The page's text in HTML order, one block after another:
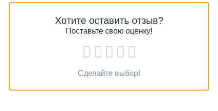
Хотите оставить отзыв?
Поставьте свою оценку!
Сделайте выбор!